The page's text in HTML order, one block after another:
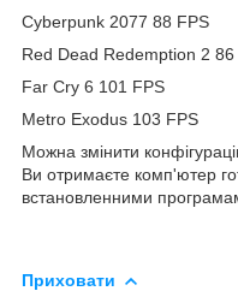
Cyberpunk 2077 88 FPS
Red Dead Redemption 2 86
Far Cry 6 101 FPS
Metro Exodus 103 FPS
Можна змінити
Ви отримаєте комп'ютер
встановленними
Приховати